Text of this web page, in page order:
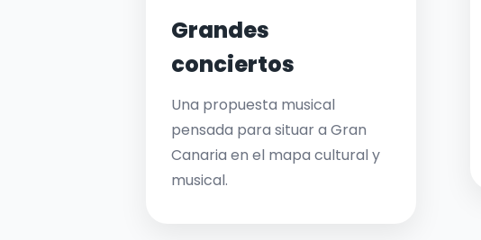
Grandes
conciertos
Una propuesta musical
pensada para situar a Gran
Canaria en el mapa cultural y
musical.